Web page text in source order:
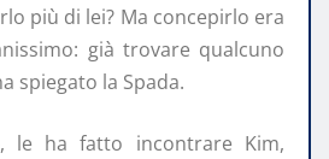
più di lei? Ma concepirlo era
già trovare qualcuno
spiegato la Spada.
le ha fatto incontrare Kim,